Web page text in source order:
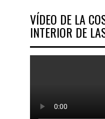
VÍDEO DE LA
INTERIOR DE